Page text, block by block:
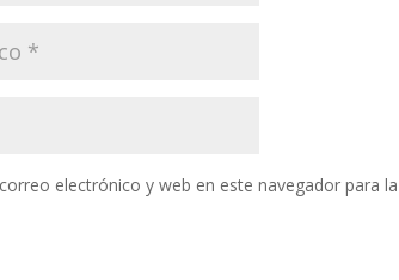
electrónico y web en este navegador para